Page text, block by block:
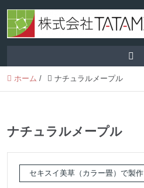
ホーム / ナチュラルメープル
ナチュラルメープル
セキスイ美草（カラー畳）で製